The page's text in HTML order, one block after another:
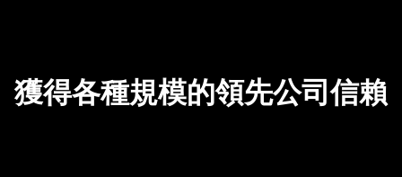
獲得各種規模的領先公司信賴